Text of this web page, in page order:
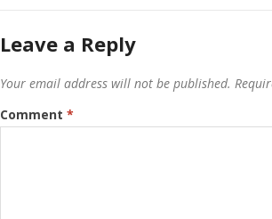
Leave a Reply
Your email address will not be published.
Comment *